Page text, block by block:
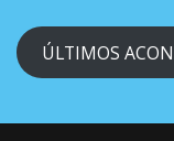
ÚLTIMOS